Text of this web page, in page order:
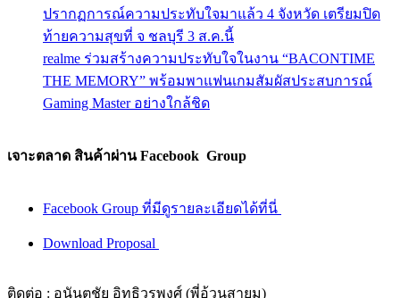
ปรากฏการณ์ความประทับใจมาแล้ว 4 จังหวัด เตรียมปิด
ท้ายความสุขที่ จ ชลบุรี 3 ส.ค.นี้
realme ร่วมสร้างความประทับใจในงาน “BACONTIME
THE MEMORY” พร้อมพาแฟนเกมสัมผัสประสบการณ์
Gaming Master อย่างใกล้ชิด
เจาะตลาด สินค้าผ่าน Facebook Group
Facebook Group ที่มีดูรายละเอียดได้ที่นี่
Download Proposal
ติดต่อ : อนันตชัย อิทธิวรพงศ์ (พี่อ้วนสายมู)